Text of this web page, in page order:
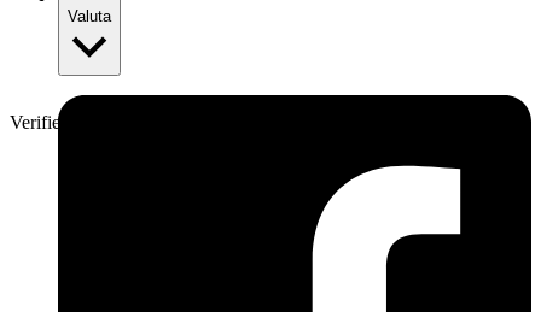
Verifierad
Valuta